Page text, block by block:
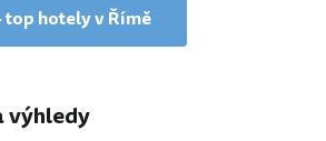
top hotely v Římě
výhledy